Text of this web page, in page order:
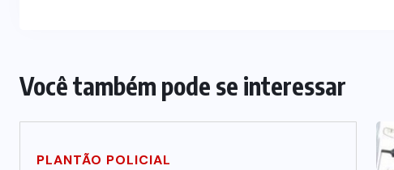
Você também pode se interessar
PLANTÃO POLICIAL